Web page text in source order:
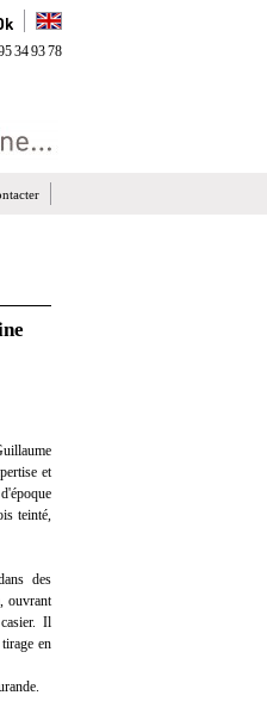
34 93 78
et
teinté,
des
ouvrant
Il
en